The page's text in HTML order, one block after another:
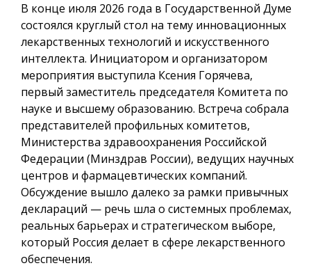
В конце июля 2026 года в Государственной Думе
состоялся круглый стол на тему инновационных
лекарственных технологий и искусственного
интеллекта. Инициатором и организатором
мероприятия выступила Ксения Горячева,
первый заместитель председателя Комитета по
науке и высшему образованию. Встреча собрала
представителей профильных комитетов,
Министерства здравоохранения Российской
Федерации (Минздрав России), ведущих научных
центров и фармацевтических компаний.
Обсуждение вышло далеко за рамки привычных
деклараций — речь шла о системных проблемах,
реальных барьерах и стратегическом выборе,
который Россия делает в сфере лекарственного
обеспечения.